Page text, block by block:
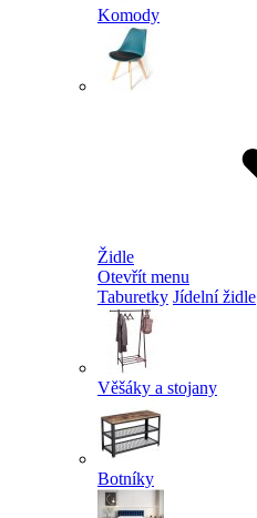
Komody
Židle
Otevřít menu
Taburetky Jídelní židle
Věšáky a stojany
Botníky